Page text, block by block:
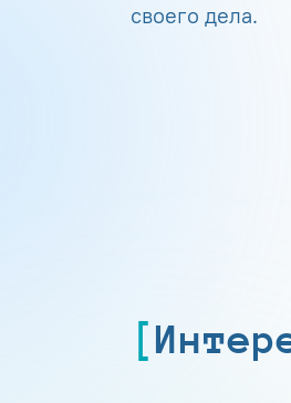
своего дела.